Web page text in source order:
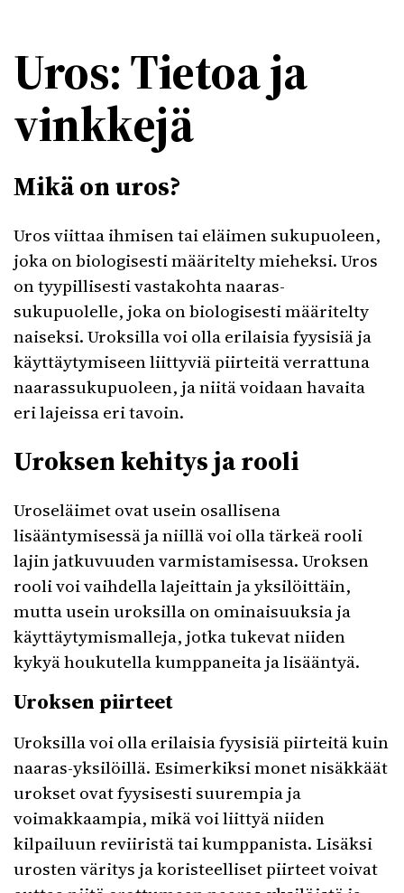
Uros: Tietoa ja
vinkkejä
Mikä on uros?
Uros viittaa ihmisen tai eläimen sukupuoleen,
joka on biologisesti määritelty mieheksi. Uros
on tyypillisesti vastakohta naaras-
sukupuolelle, joka on biologisesti määritelty
naiseksi. Uroksilla voi olla erilaisia fyysisiä ja
käyttäytymiseen liittyviä piirteitä verrattuna
naarassukupuoleen, ja niitä voidaan havaita
eri lajeissa eri tavoin.
Uroksen kehitys ja rooli
Uroseläimet ovat usein osallisena
lisääntymisessä ja niillä voi olla tärkeä rooli
lajin jatkuvuuden varmistamisessa. Uroksen
rooli voi vaihdella lajeittain ja yksilöittäin,
mutta usein uroksilla on ominaisuuksia ja
käyttäytymismalleja, jotka tukevat niiden
kykyä houkutella kumppaneita ja lisääntyä.
Uroksen piirteet
Uroksilla voi olla erilaisia fyysisiä piirteitä kuin
naaras-yksilöillä. Esimerkiksi monet nisäkkäät
urokset ovat fyysisesti suurempia ja
voimakkaampia, mikä voi liittyä niiden
kilpailuun reviiristä tai kumppanista. Lisäksi
urosten väritys ja koristeelliset piirteet voivat